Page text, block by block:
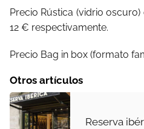
Precio Rústica (vidrio
12 € respectivamente.
Precio Bag in box (formato
Otros artículos
Reserva